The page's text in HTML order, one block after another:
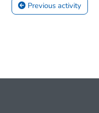
Previous activity